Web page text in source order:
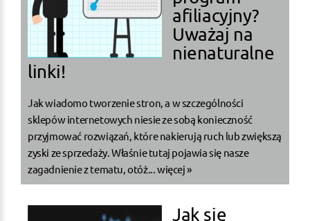
afiliacyjny?
Uważaj na
nienaturalne
linki!
Jak wiadomo tworzenie stron, a w szczególności
sklepów internetowych niesie ze sobą konieczność
przyjmować rozwiązań, które nakierują ruch lub zwiększą
zyski ze sprzedaży. Właśnie tutaj pojawia się nasze
zagadnienie z tematu, otóż...więcej »
Jak się